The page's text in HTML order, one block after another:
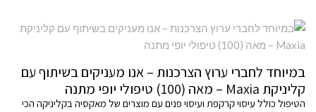
במיוחד לחברי ערוץ הצרכנות – אנו מעניקים בשיתוף עם
קליניקת Maxia – מאה (100) טיפולי יופי מתנה
הטיפול כולל עיסוי קרקפת ועיסוי פנים עם מוצרים של מאקסיה בקליניקה הכי